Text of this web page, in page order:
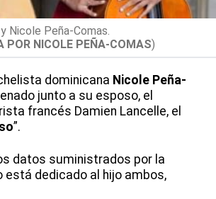
Nicole Peña-Comas.
POR NICOLE PEÑA-COMAS)
dominicana Nicole Peña-
junto a su esposo, el
francés Damien Lancelle, el
”.
datos suministrados por la
está dedicado al hijo ambos,